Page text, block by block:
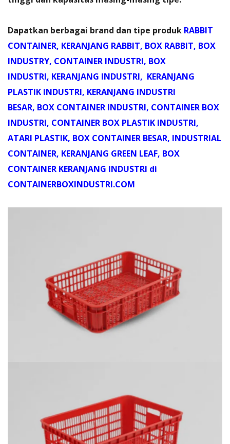
Dapatkan berbagai brand dan tipe produk RABBIT
CONTAINER, KERANJANG RABBIT, BOX RABBIT, BOX
INDUSTRY, CONTAINER INDUSTRI, BOX
INDUSTRI, KERANJANG INDUSTRI, KERANJANG
PLASTIK INDUSTRI, KERANJANG INDUSTRI
BESAR, BOX CONTAINER INDUSTRI, CONTAINER BOX
INDUSTRI, CONTAINER BOX PLASTIK INDUSTRI,
ATARI PLASTIK, BOX CONTAINER BESAR, INDUSTRIAL
CONTAINER, KERANJANG GREEN LEAF, BOX
CONTAINER KERANJANG INDUSTRI di
CONTAINERBOXINDUSTRI.COM